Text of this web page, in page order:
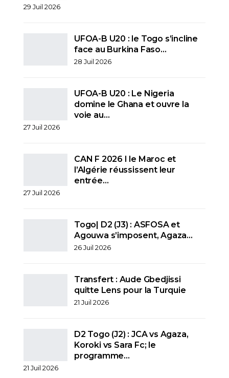
29 Juil 2026
UFOA-B U20 : le Togo s’incline
face au Burkina Faso…
28 Juil 2026
UFOA-B U20 : Le Nigeria
domine le Ghana et ouvre la
voie au…
27 Juil 2026
CAN F 2026 I le Maroc et
l’Algérie réussissent leur
entrée…
27 Juil 2026
Togo| D2 (J3) : ASFOSA et
Agouwa s’imposent, Agaza…
26 Juil 2026
Transfert : Aude Gbedjissi
quitte Lens pour la Turquie
21 Juil 2026
D2 Togo (J2) : JCA vs Agaza,
Koroki vs Sara Fc; le
programme…
21 Juil 2026